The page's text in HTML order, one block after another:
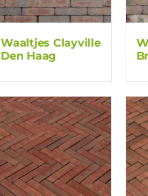
Waaltjes Clayville
Den Haag